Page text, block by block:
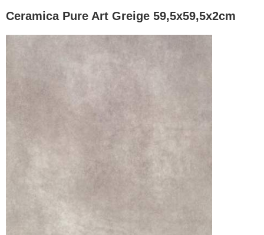
Ceramica Pure Art Greige 59,5x59,5x2cm